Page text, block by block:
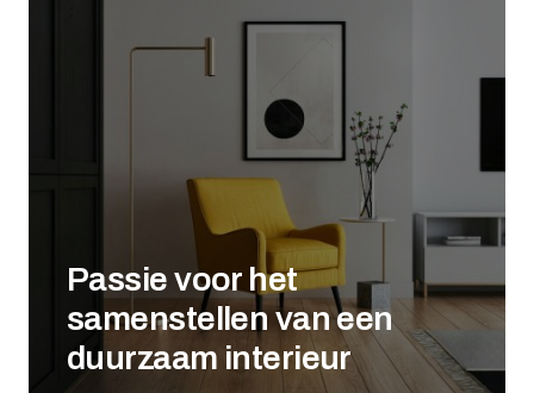
Passie voor het
samenstellen van een
duurzaam interieur